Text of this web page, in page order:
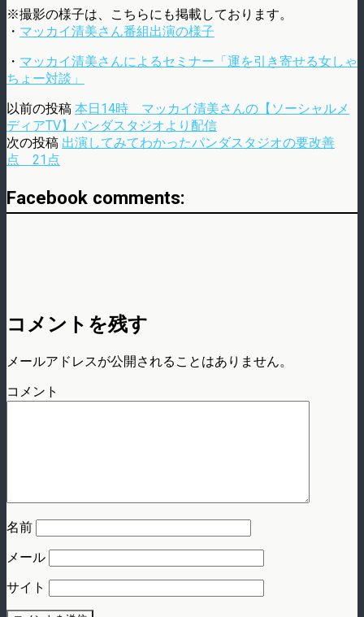
※撮影の様子は、こちらにも掲載しております。
・ マッカイ清美さん番組出演の様子
・ マッカイ清美さんによるセミナー「運を引き寄せる女しゃ
ちょー対談」
以前の投稿 本日14時 マッカイ清美さんの【ソーシャルメ
ディアTV】パンダスタジオより配信
次の投稿 出演してみてわかったパンダスタジオの要改善
点 21点
Facebook comments:
コメントを残す
メールアドレスが公開されることはありません。
コメント
名前
メール
サイト